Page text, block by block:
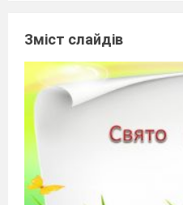
Зміст слайдів